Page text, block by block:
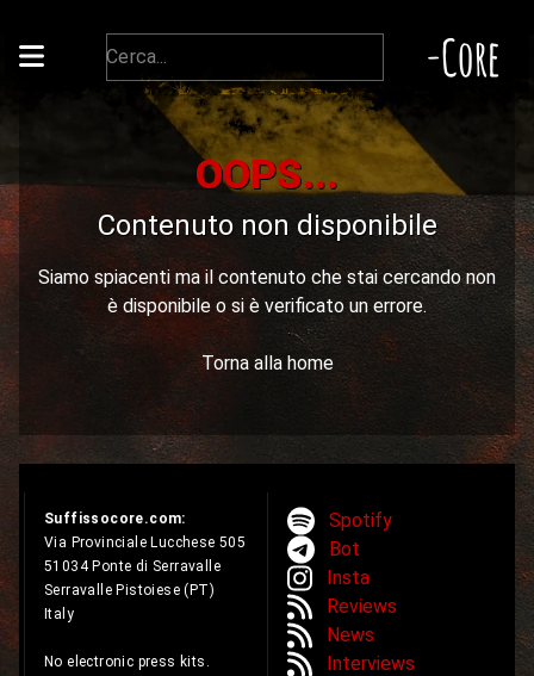
-Core
OOPS...
Contenuto non disponibile
Siamo spiacenti ma il contenuto che stai cercando non
è disponibile o si è verificato un errore.
Torna alla home
Suffissocore.com:
Via Provinciale Lucchese 505
51034 Ponte di Serravalle
Serravalle Pistoiese (PT)
Italy
No electronic press kits.
Spotify
Bot
Insta
Reviews
News
Interviews